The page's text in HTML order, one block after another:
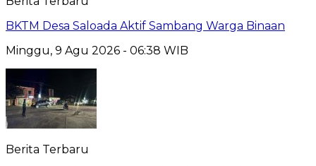
BKTM Desa Saloada Aktif Sambang Warga Binaan
Minggu, 9 Agu 2026 - 06:38 WIB
Berita Terbaru